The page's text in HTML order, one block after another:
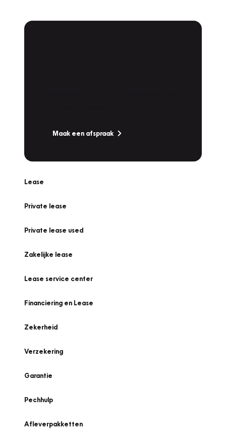
Maak een afspraak
Lease
Private lease
Private lease used
Zakelijke lease
Lease service center
Financiering en Lease
Zekerheid
Verzekering
Garantie
Pechhulp
Afleverpakketten